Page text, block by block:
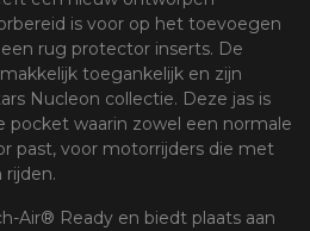
is voor op het toevoegen
rug protector inserts. De
toegankelijk en zijn
Nucleon collectie. Deze jas is
waarin zowel een normale
past, voor motorrijders die met
Air® Ready en biedt plaats aan